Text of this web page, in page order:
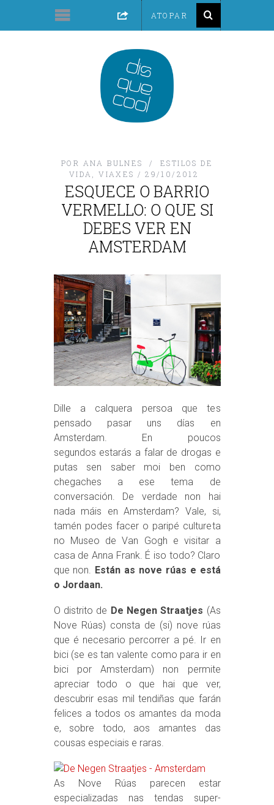
POR ANA BULNES
ESTILOS DE
VIDA
,VIAXES 29/10/2012
ESQUECE O BARRIO
VERMELLO: O QUE SI
DEBES VER EN
AMSTERDAM
Dille a calquera persoa que tes
pensado pasar uns días en
Amsterdam. En poucos
segundos estarás a falar de drogas e
putas sen saber moi ben como
chegaches a ese tema de
conversación. De verdade non hai
nada máis en Amsterdam? Vale, si,
tamén podes facer o paripé cultureta
no Museo de Van Gogh e visitar a
casa de Anna Frank. É iso todo? Claro
que non. Están as nove rúas e está
o Jordaan.
O distrito de De Negen Straatjes (As
Nove Rúas) consta de (si) nove rúas
que é necesario percorrer a pé. Ir en
bici (se es tan valente como para ir en
bici por Amsterdam) non permite
apreciar todo o que hai que ver,
descubrir esas mil tendiñas que farán
felices a todos os amantes da moda
e, sobre todo, aos amantes das
cousas especiais e raras.
As Nove Rúas parecen estar
especializadas nas tendas super-